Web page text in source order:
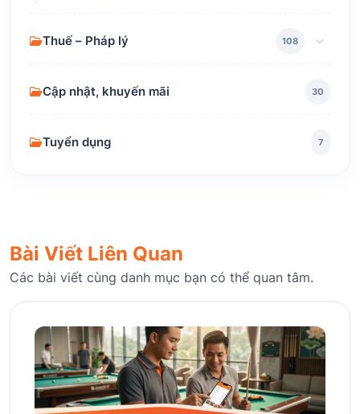
Thuế – Pháp lý 108
Cập nhật, khuyến mãi 30
Tuyển dụng 7
Bài Viết Liên Quan
Các bài viết cùng danh mục bạn có thể quan tâm.